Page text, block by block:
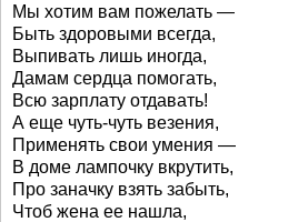
Мы хотим вам пожелать —
Быть здоровыми всегда,
Выпивать лишь иногда,
Дамам сердца помогать,
Всю зарплату отдавать!
А еще чуть-чуть везения,
Применять свои умения —
В доме лампочку вкрутить,
Про заначку взять забыть,
Чтоб жена ее нашла,